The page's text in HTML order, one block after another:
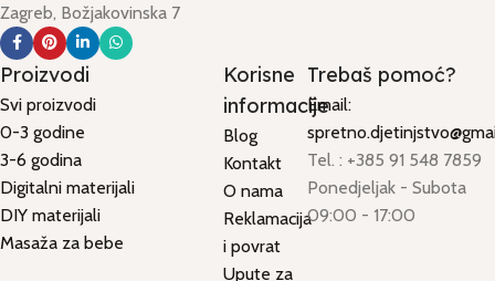
Zagreb, Božjakovinska 7
Proizvodi
Svi proizvodi
0-3 godine
3-6 godina
Digitalni materijali
DIY materijali
Masaža za bebe
Korisne
informacije
Blog
Kontakt
O nama
Reklamacija
i povrat
Upute za
Trebaš pomoć?
Email:
Tel. : +385 91 548 7859
Ponedjeljak - Subota
09:00 - 17:00